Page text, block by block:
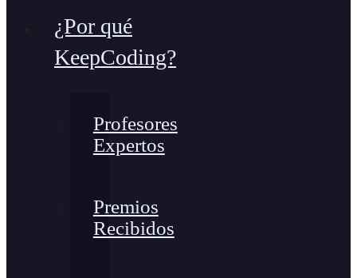
¿Por qué
KeepCoding?
Profesores
Expertos
Premios
Recibidos